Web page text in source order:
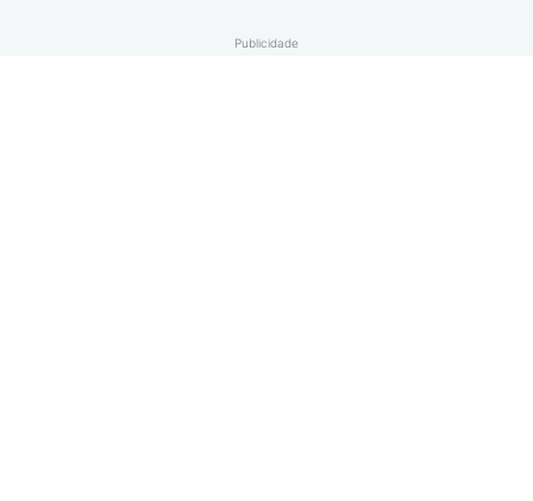
Publicidade